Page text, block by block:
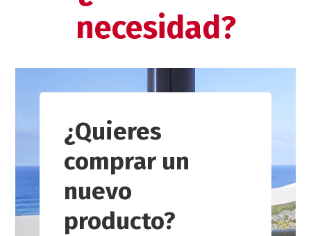
necesidad?
¿Quieres
comprar un
nuevo
producto?